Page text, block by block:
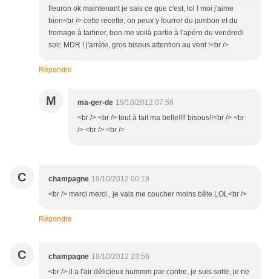
fleuron ok maintenant je sais ce que c'est, lol ! moi j'aime
bien<br /> cette recette, on peux y fourrer du jambon et du
fromage à tartiner, bon me voilà partie à l'apéro du vendredi
soir, MDR ! j'arrète, gros bisous attention au vent !<br />
Répondre
M ma-ger-de 19/10/2012 07:58
<br /> <br /> tout à fait ma belle!!!! bisous!!<br /> <br
/> <br /> <br />
C champagne 19/10/2012 00:19
<br /> merci merci , je vais me coucher moins bête LOL<br />
Répondre
C champagne 18/10/2012 23:56
<br /> il a l'air délicieux hummm par contre, je suis sotte, je ne